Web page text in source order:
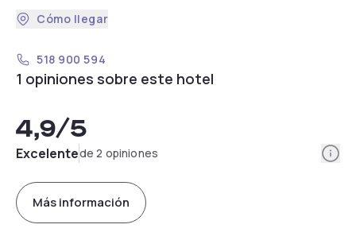
Cómo llegar
518 900 594
1 opiniones sobre este hotel
4,9/5
Excelentede 2 opiniones
Más información